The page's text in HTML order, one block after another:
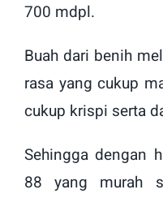
700 mdpl.
Buah dari benih
rasa yang cukup
cukup krispi serta
Sehingga dengan
88 yang murah